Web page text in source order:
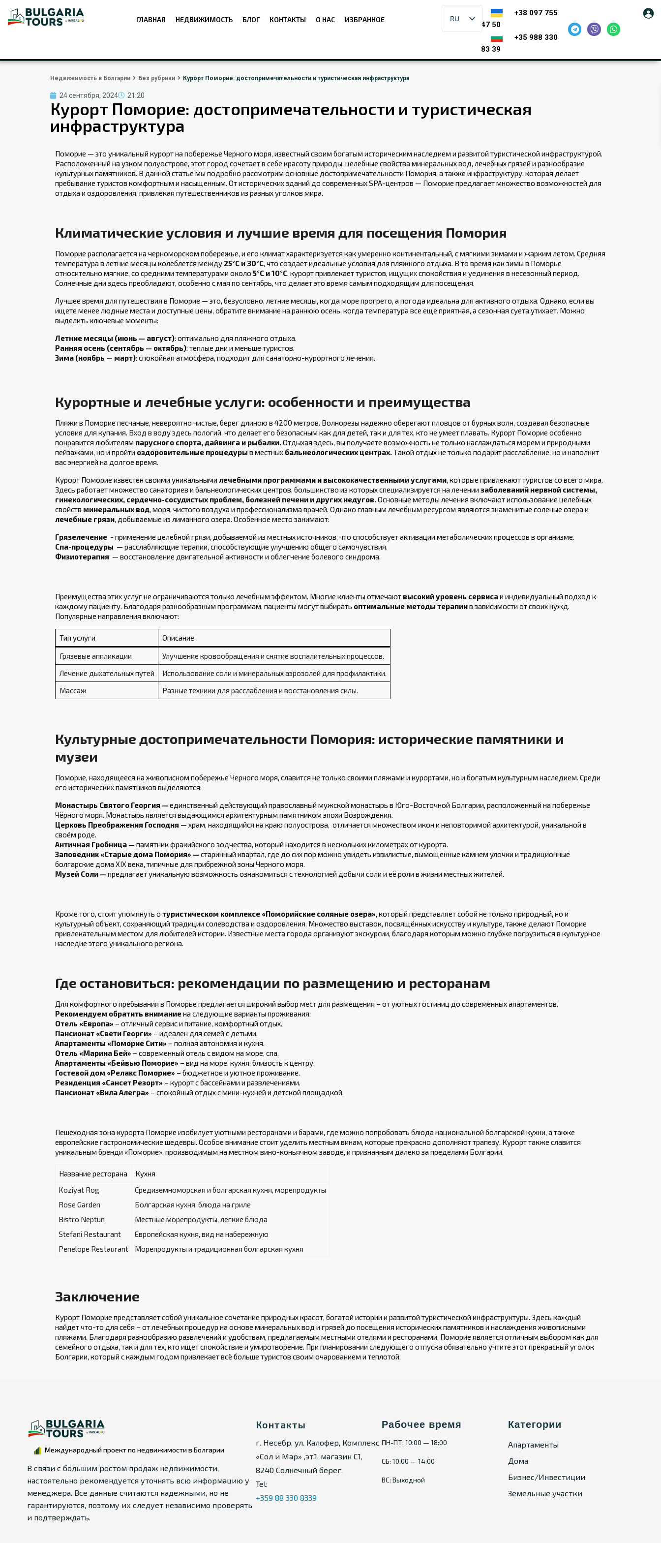
ГЛАВНАЯ НЕДВИЖИМОСТЬ БЛОГ КОНТАКТЫ О НАС ИЗБРАННОЕ RU
+38 097 755
47 50
+35 988 330
83 39
Недвижимость в Болгарии Без рубрики Курорт Поморие: достопримечательности и туристическая инфраструктура
24 сентября, 2024 21:20
Курорт Поморие: достопримечательности и туристическая
инфраструктура
Поморие — это уникальный ‍курорт на побережье Черного моря, известный своим богатым историческим наследием и развитой туристической ⁣инфраструктурой.
Расположенный на узком полуострове, этот город сочетает в себе красоту природы, целебные свойства минеральных вод, лечебных грязей и ⁢разнообразие
культурных⁣ памятников.⁢ В данной статье ⁣мы подробно рассмотрим основные достопримечательности ‍Помория, а также инфраструктуру, которая делает ​
пребывание туристов комфортным и насыщенным.⁣ От⁢ исторических зданий до современных SPA-центров⁤ — Поморие предлагает множество возможностей для
отдыха​ и оздоровления, привлекая путешественников из разных ⁤уголков мира.
Климатические условия​ и лучшие время для посещения ⁣Помория
Поморие располагается на черноморском побережье, и его климат характеризуется как‍ умеренно континентальный, с мягкими зимами ‍и жарким летом. Средняя
​температура в летние месяцы колеблется‍ между 25°C и 30°C,‌ что создает идеальные условия для⁤ пляжного отдыха. В то время как зимы в ⁣Поморье
относительно мягкие, со средними температурами около⁤ 5°C и 10°C, курорт привлекает туристов, ищущих спокойствия и уединения ⁤в несезонный ⁤период.
Солнечные‍ дни здесь преобладают, особенно⁢ с⁣ мая по сентябрь, что делает это время ⁤самым подходящим для посещения.
Лучшее время для путешествия в Поморие — это, безусловно, летние ⁤месяцы, когда море прогрето, а погода идеальна для активного отдыха. Однако, если вы
ищете менее людные‌ места и доступные⁣ цены, обратите внимание на раннюю ⁤осень, когда температура все еще приятная, а сезонная суета‍ утихает. Можно
выделить ⁤ключевые моменты:
Летние месяцы (июнь — август): оптимально для пляжного отдыха.
Ранняя осень (сентябрь — октябрь): ​теплые дни и ​меньше туристов.
Зима (ноябрь — март): спокойная атмосфера,​ подходит для санаторно-курортного лечения.
Курортные и лечебные⁣ услуги: особенности и преимущества
Пляжи в Поморие песчаные, невероятно чистые, берег длиною в 4200 метров. Волнорезы надежно оберегают пловцов от бурных волн, создавая безопасные
условия для купания. Вход в воду здесь пологий, что делает его безопасным как для детей, так и для тех, кто не умеет плавать. Курорт Поморие особенно
понравится любителям парусного спорта, дайвинга и рыбалки.Отдыхая здесь, вы получаете возможность не только наслаждаться морем и природными
пейзажами, но и пройти оздоровительные процедуры в местных бальнеологических центрах.Такой отдых не только подарит расслабление, но и наполнит
вас энергией на долгое время.
Курорт Поморие известен своими уникальными​ лечебными программами и высококачественными услугами, которые привлекают туристов со всего мира.
Здесь работает множество санаториев и бальнеологических центров, большинство из которых специализируется на лечении заболеваний нервной системы,
гинекологических, сердечно-сосудистых проблем, болезней печени и других недугов.Основные методы лечения включают использование целебных
свойств минеральных вод, моря, чистого воздуха и профессионализма врачей. Однако главным лечебным ресурсом являются знаменитые соленые озера и
лечебные грязи, добываемые из лиманного озера. Особенное место занимают:
Грязелечение ‍ -‍ применение целебной грязи, добываемой из местных источников, что способствует активации метаболических процессов в организме.
Спа-процедуры ‌ — расслабляющие терапии, способствующие улучшению общего самочувствия.
Физиотерапия ​ — восстановление двигательной активности⁢ и облегчение болевого‌ синдрома.
Преимущества этих услуг⁤ не ограничиваются только лечебным эффектом. Многие клиенты отмечают высокий уровень сервисаи индивидуальный подход ‌к
каждому пациенту. Благодаря разнообразным программам, пациенты‍ могут выбирать оптимальные методы⁢ терапиив зависимости от ‌своих нужд.
‌Популярные направления включают:
Тип услуги Описание
Грязевые аппликации
Улучшение кровообращения и снятие воспалительных процессов.
Лечение дыхательных путей
Использование соли и минеральных‌ аэрозолей для профилактики.
Массаж
Разные техники для расслабления и восстановления силы.
Культурные достопримечательности ‌Помория:‌ исторические памятники и
музеи
Поморие, находящееся на живописном побережье Черного моря, славится не ‍только своими пляжами и курортами, но ‌и богатым культурным наследием. Среди
его исторических памятников выделяются:
Монастырь Святого Георгия — единственный действующий православный мужской монастырь в Юго-Восточной Болгарии, расположенный на побережье
Чёрного моря. Монастырь является выдающимся архитектурным памятником эпохи Возрождения.
Церковь Преображения Господня — храм, находящийся на краю полуострова, отличается множеством икон и неповторимой архитектурой, уникальной в
своём роде.
Античная Гробница — памятник фракийского зодчества, который находится в нескольких километрах от курорта.
Заповедник «Старые дома Помория» — старинный квартал, где до сих пор можно увидеть извилистые, вымощенные камнем улочки и традиционные
болгарские дома XIX века, типичные для прибрежной зоны Черного моря.
Музей Соли — предлагает уникальную ⁤возможность ознакомиться с технологией добычи соли и её роли в ⁢жизни местных жителей.‍
Кроме того, стоит упомянуть ⁣о туристическом ⁣комплексе «Поморийские соляные озера», который представляет​ собой не только ​природный, но ⁤и
⁢культурный объект, ‍сохраняющий традиции солеводства и оздоровления. Множество выставок, ⁤посвящённых искусству и культуре, также делают ⁢Поморие
привлекательным местом для ‌любителей истории. Известные места⁤ города организуют экскурсии, благодаря которым можно⁣ глубже погрузиться в культурное
наследие этого уникального региона.
Где остановиться: рекомендации по размещению и ресторанам
Для комфортного⁤ пребывания в Поморье‌ предлагается​ широкий выбор мест⁤ для размещения – от уютных гостиниц до современных апартаментов. ​
Рекомендуем обратить вниманиена следующие​ варианты проживания:
Отель «Европа» – отличный сервис и питание, комфортный отдых.
Пансионат «Свети Георги» – идеален для семей с детьми.
Апартаменты «Поморие Сити» – полная автономия и кухня.
Отель «Марина Бей» – современный отель с видом на море, спа.
Апартаменты «Бейвью Поморие» – вид на море, кухня, близость к центру.
Гостевой дом «Релакс Поморие» – бюджетное и уютное проживание.
Резиденция «Сансет Резорт» – курорт с бассейнами и развлечениями.
Пансионат «Вила Алегра» – спокойный отдых с мини-кухней и детской площадкой.
Пешеходная зона курорта Поморие изобилует уютными ресторанами и барами, где можно попробовать блюда национальной болгарской кухни, а также
европейские гастрономические шедевры. Особое внимание стоит уделить местным винам, которые прекрасно дополняют трапезу. Курорт также славится
уникальным бренди «Поморие», производимым на местном вино-коньячном заводе, и признанным далеко за пределами Болгарии.
Название ресторана
Кухня
Koziyat Rog
Средиземноморская и болгарская кухня, морепродукты
Rose Garden
Болгарская кухня, блюда на гриле
Bistro Neptun
Местные морепродукты, легкие блюда
Stefani Restaurant
Европейская кухня, вид на набережную
Penelope Restaurant
Морепродукты и традиционная болгарская кухня
Заключение
Курорт⁤ Поморие представляет собой уникальное сочетание природных красот, богатой истории и развитой туристической инфраструктуры. Здесь каждый
найдет ⁣что-то ​для себя – от лечебных процедур на основе минеральных​ вод и ⁢грязей‍ до посещения исторических памятников и наслаждения живописными
⁢пляжами. Благодаря разнообразию ‌развлечений‍ и удобствам, предлагаемым ⁤местными отелями и ресторанами, Поморие является отличным ​выбором как для
семейного отдыха, ‌так‍ и​ для ⁢тех, ​кто ищет спокойствие и умиротворение. При планировании следующего отпуска обязательно учтите этот прекрасный уголок
Болгарии, который с каждым годом привлекает всё больше туристов своим ​очарованием и ⁣теплотой.
Международный проект по недвижимости в Болгарии
В связи с большим ростом продаж недвижимости,
настоятельно рекомендуется уточнять всю информацию у
менеджера. Все данные считаются надежными, но не
гарантируются, поэтому их следует независимо проверять
и подтверждать.
Контакты
г. Несебр, ул. Калофер, Комплекс
«Сол и Мар» ,эт.1, магазин С1,
8240 Солнечный берег.
Tel:
+359 88 330 8339
Рабочее время
ПН-ПТ: 10:00 — 18:00
СБ: 10:00 — 14:00
ВС: Выходной
Категории
Апартаменты
Дома
Бизнес/Инвестиции
Земельные участки